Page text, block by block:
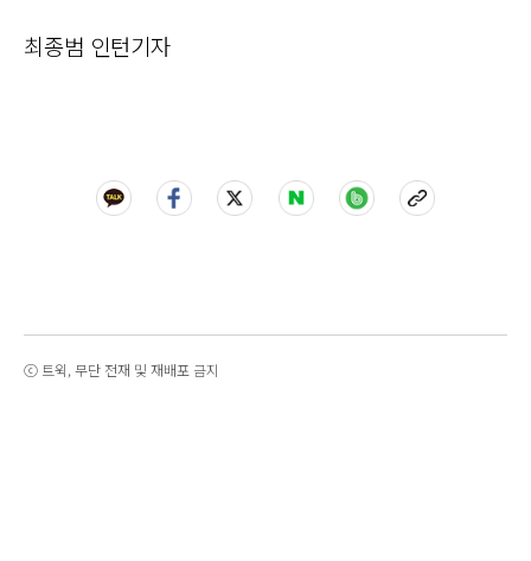
최종범 인턴기자
ⓒ 트윅, 무단 전재 및 재배포 금지